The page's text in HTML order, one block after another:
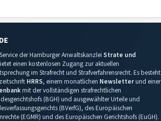
der Hamburger Anwaltskanzlei Strate und
einen kostenlosen Zugang zur aktuellen
im Strafrecht und Strafverfahrensrecht. Es besteht
HRRS, einem monatlichen Newsletterund einer
mit der vollständigen strafrechtlichen
(BGH) und ausgewählter Urteile und
(BVerfG), des Europäischen
(EGMR) und des Europäischen Gerichtshofs (EuGH).